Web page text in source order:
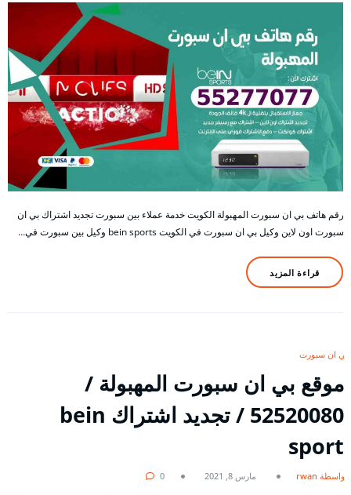
رقم هاتف بي ان سبورت المهبولة الكويت خدمة عملاء بين سبورت تجديد اشتراك بي ان
سبورت اون لاين وكيل بي ان سبورت في الكويت bein sports وكيل بين سبورت في…
قراءة المزيد
بي ان سبورت
موقع بي ان سبورت المهبولة /
52520080 / تجديد اشتراك bein
sport
بواسطة rwan مارس 8, 2021 0